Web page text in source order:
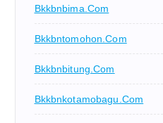
Bkkbnbima.com
Bkkbntomohon.com
Bkkbnbitung.com
Bkkbnkotamobagu.com